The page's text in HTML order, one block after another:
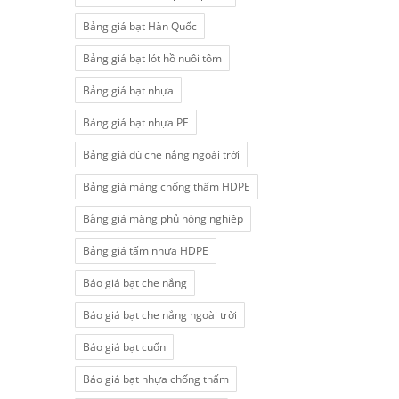
Bảng giá bạt Hàn Quốc
Bảng giá bạt lót hồ nuôi tôm
Bảng giá bạt nhựa
Bảng giá bạt nhựa PE
Bảng giá dù che nắng ngoài trời
Bảng giá màng chống thấm HDPE
Bằng giá màng phủ nông nghiệp
Bảng giá tấm nhựa HDPE
Báo giá bạt che nắng
Báo giá bạt che nắng ngoài trời
Báo giá bạt cuốn
Báo giá bạt nhựa chống thấm